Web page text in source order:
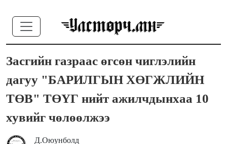
Засгийн газраас өгсөн чиглэлийн
дагуу "БАРИЛГЫН ХӨГЖЛИЙН
ТӨВ" ТӨҮГ нийт ажилчдынхаа 10
хувийг чөлөөлжээ
Д.Оюунболд